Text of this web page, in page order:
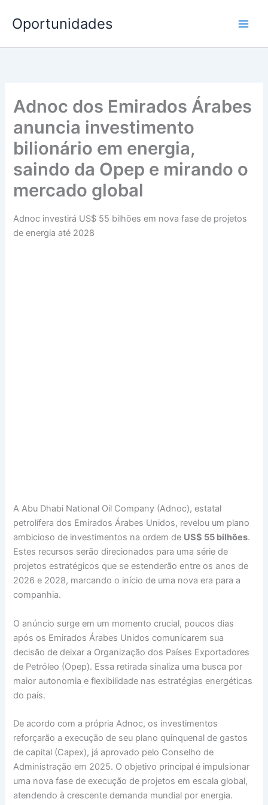
para
conteúdo
Oportunidades
Adnoc dos Emirados Árabes
anuncia investimento
bilionário em energia,
saindo da Opep e mirando o
mercado global
Adnoc investirá US$ 55 bilhões em nova fase de projetos
de energia até 2028
A Abu Dhabi National Oil Company (Adnoc), estatal
petrolífera dos Emirados Árabes Unidos, revelou um plano
ambicioso de investimentos na ordem de US$ 55 bilhões.
Estes recursos serão direcionados para uma série de
projetos estratégicos que se estenderão entre os anos de
2026 e 2028, marcando o início de uma nova era para a
companhia.
O anúncio surge em um momento crucial, poucos dias
após os Emirados Árabes Unidos comunicarem sua
decisão de deixar a Organização dos Países Exportadores
de Petróleo (Opep). Essa retirada sinaliza uma busca por
maior autonomia e flexibilidade nas estratégias energéticas
do país.
De acordo com a própria Adnoc, os investimentos
reforçarão a execução de seu plano quinquenal de gastos
de capital (Capex), já aprovado pelo Conselho de
Administração em 2025. O objetivo principal é impulsionar
uma nova fase de execução de projetos em escala global,
atendendo à crescente demanda mundial por energia.